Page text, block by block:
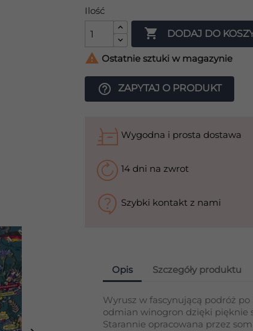
Ilość
 DODAJ DO
 Ostatnie sztuki w magazynie
help_outline ZAPYTAJ O PRODUKT
Wygodna i prosta dostawa
14 dni na zwrot
Szybki kontakt z nami
Opis Szczegóły produktu
Wyrusz w fascynującą podróż
odmian winogron dzięki pięknie
Starannie opracowana przez